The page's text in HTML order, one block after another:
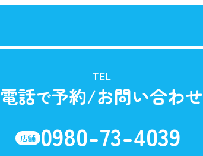
TEL
電話で予約/お問い合わせ
店舗 0980-73-4039